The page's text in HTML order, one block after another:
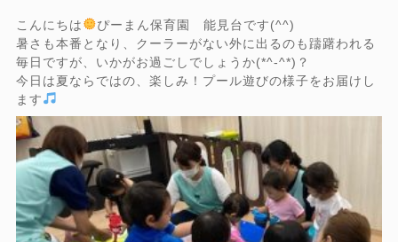
こんにちは
ぴーまん保育園 能見台です(^^)
暑さも本番となり、クーラーがない外に出るのも躊躇われる
毎日ですが、いかがお過ごしでしょうか(*^-^*)？
今日は夏ならではの、楽しみ！プール遊びの様子をお届けし
ます